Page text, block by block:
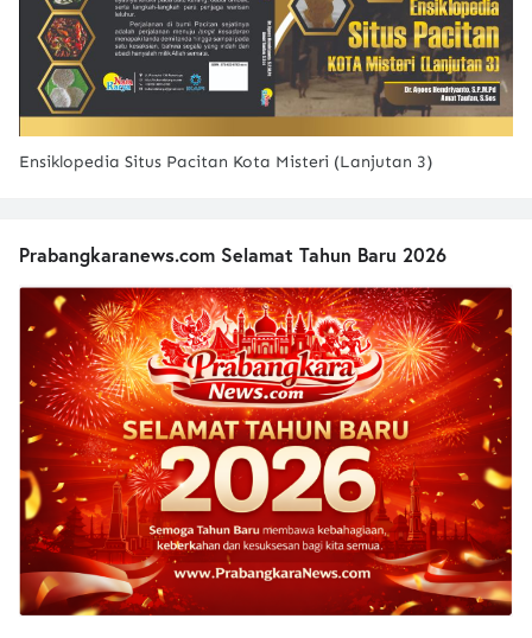
Ensiklopedia Situs Pacitan Kota Misteri (Lanjutan 3)
Prabangkaranews.com Selamat Tahun Baru 2026